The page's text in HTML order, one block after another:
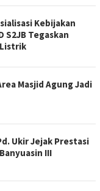
Kebijakan
S2JB Tegaskan
Listrik
Masjid Agung Jadi
Ukir Jejak Prestasi
III